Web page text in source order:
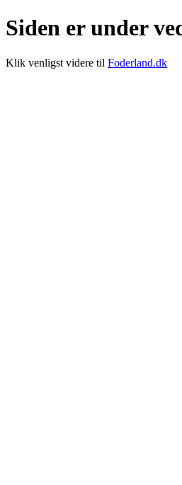
Siden er under
Klik venligst videre til Foderland.dk